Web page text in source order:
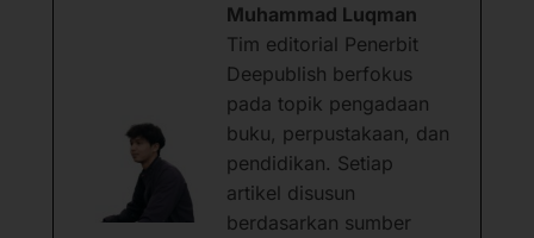
Muhammad Luqman
Tim editorial Penerbit
Deepublish berfokus
pada topik pengadaan
buku, perpustakaan, dan
pendidikan. Setiap
artikel disusun
berdasarkan sumber